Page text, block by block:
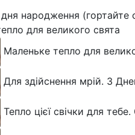
народження (гортайте
для великого свята
Маленьке тепло для
Для здійснення мрій. З
Тепло цієї свічки для